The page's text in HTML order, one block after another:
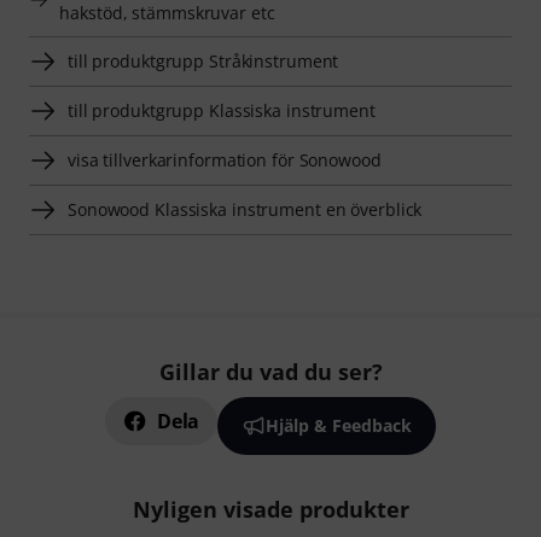
hakstöd, stämmskruvar etc
till produktgrupp Stråkinstrument
till produktgrupp Klassiska instrument
visa tillverkarinformation för Sonowood
Sonowood Klassiska instrument en överblick
Gillar du vad du ser?
Dela Hjälp & Feedback
Nyligen visade produkter